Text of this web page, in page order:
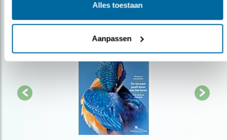
Alles toestaan
Aanpassen